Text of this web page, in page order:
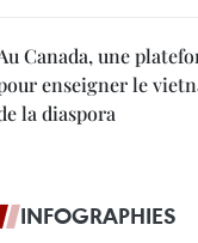
Canada, une
enseigner le
la diaspora
INFOGRAPHIES